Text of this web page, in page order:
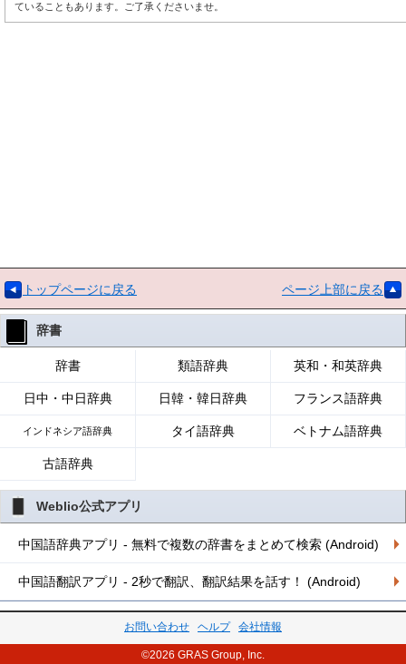
ていることもあります。ご了承くださいませ。
トップページに戻る ページ上部に戻る
辞書
辞書 類語辞典 英和・和英辞典
日中・中日辞典 日韓・韓日辞典 フランス語辞典
インドネシア語辞典 タイ語辞典 ベトナム語辞典
古語辞典
Weblio公式アプリ
中国語辞典アプリ - 無料で複数の辞書をまとめて検索 (Android)
中国語翻訳アプリ - 2秒で翻訳、翻訳結果を話す！ (Android)
お問い合わせ ヘルプ 会社情報
©2026 GRAS Group, Inc.